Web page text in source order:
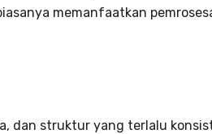
memanfaatkan
dan struktur yang terlalu